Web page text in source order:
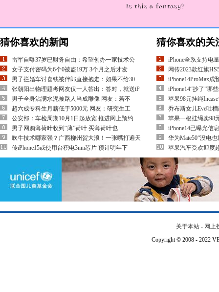
猜你喜欢的新闻
雷军自曝37岁已财务自由：希望创办一家技术公
女子支付密码为6个0被盗19万 3个月之后才发
男子拦婚车讨喜钱被伴郎直接抱走：如果不给30
张朝阳出物理题考网友仅一人答出：答对，就送iP
男子全身沾满水泥被路人当成雕像 网友：若不
超六成专科生月薪低于5000元 网友：研究生工
公安部：车检周期10月1日起放宽 推进网上预约
男子网购薄荷叶收到“薄”荷叶 买薄荷叶也
吹牛技术哪家强？广西柳州贺大浪！一张嘴打遍天
传iPhone15或使用台积电3nm芯片 预计明年下
猜你喜欢的关
iPhone全系支持电
网传2023款红旗
iPhone14ProMax
iPhone14“抄了”哪
苹果98元挂绳
乔布斯女儿Eve吐
苹果一根挂绳卖98
iPhone14已曝光信
华为Mate50“没电
苹果汽车受欢迎度
关于本站 - 网上
Copyright © 2008 - 2022